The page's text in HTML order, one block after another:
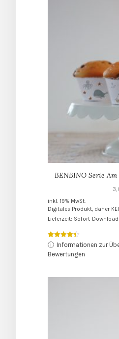
BENBINO Serie
inkl. 19% MwSt.
Digitales Produkt, daher
Lieferzeit: Sofort-Download
Bewertet
mit
4.50
ⓘ Informationen zur
Bewertungen